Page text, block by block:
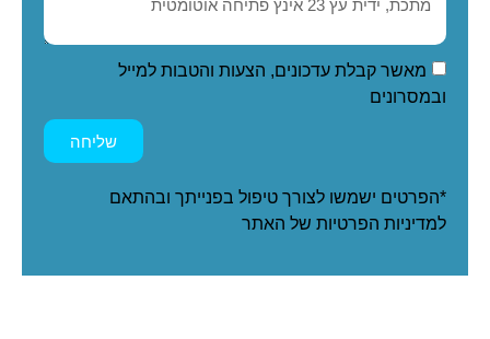
מאשר קבלת עדכונים, הצעות והטבות למייל
ובמסרונים
שליחה
*הפרטים ישמשו לצורך טיפול בפנייתך ובהתאם
למדיניות הפרטיות של האתר